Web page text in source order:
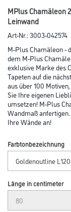
MPlus Chamäleon
Leinwand
Art-Nr.:3003-042574
M-Plus Chamäleon -
dem M-Plus
exklusive Marke des
Tapeten auf die
aus über 100
Sie Ihre eigenen
umsetzen! M-Plus
Wandmaß
Ihre Wände an!
Farbtonbezeichnung
Länge in centimeter